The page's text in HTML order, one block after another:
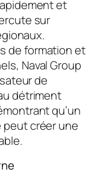
et
sur
de formation et
Naval Group
de
détriment
qu’un
créer une